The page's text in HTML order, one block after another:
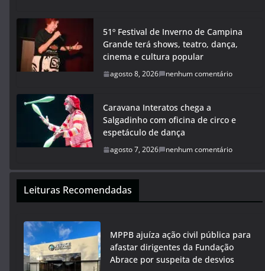
51º Festival de Inverno de Campina
Grande terá shows, teatro, dança,
cinema e cultura popular
agosto 8, 2026 nenhum comentário
Caravana Interatos chega a
Salgadinho com oficina de circo e
espetáculo de dança
agosto 7, 2026 nenhum comentário
Leituras Recomendadas
MPPB ajuíza ação civil pública para
afastar dirigentes da Fundação
Abrace por suspeita de desvios